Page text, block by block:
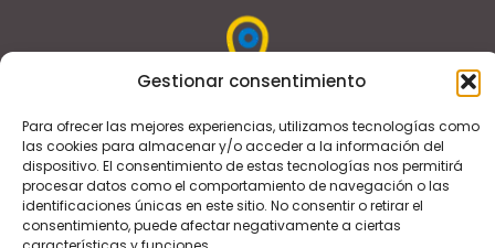
Gestionar consentimiento
Para ofrecer las mejores experiencias, utilizamos tecnologías como
las cookies para almacenar y/o acceder a la información del
dispositivo. El consentimiento de estas tecnologías nos permitirá
procesar datos como el comportamiento de navegación o las
identificaciones únicas en este sitio. No consentir o retirar el
consentimiento, puede afectar negativamente a ciertas
Somos una empresa especializada en la gestión y
comercialización de hoteles independientes de carácter
urbano. Con nuestras estrategias y mejores prácticas,
reposicionamos a los hoteles para lograr que superen a